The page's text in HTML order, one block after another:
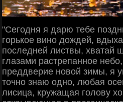
"Сегодня я дарю тебе
горькое вино дождей,
последней листвы, хватай
глазами растрепанное
преддверие новой зимы, я
точно знаю одно, любая
лисица, кружащая голову